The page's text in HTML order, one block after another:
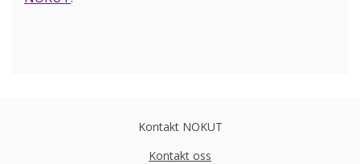
Kontakt NOKUT
Kontakt oss